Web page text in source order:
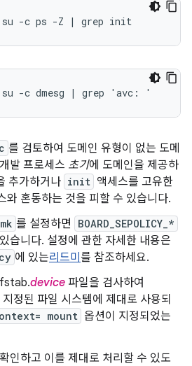
를 검토하여 도메인 유형이 없는 도메
발 프로세스 초기에 도메인을 제공하
추가하거나 init 액세스를 고유한
와 혼동하는 것을 피할 수 있습니다.
를 설정하면 BOARD_SEPOLICY_*
습니다. 설정에 관한 자세한 내용은
에 있는리드미 를 참조하세요.
device 파일을 검사하여
정된 파일 시스템에 제대로 사용되
mount 옵션이 지정되었는
인하고 이를 제대로 처리할 수 있도